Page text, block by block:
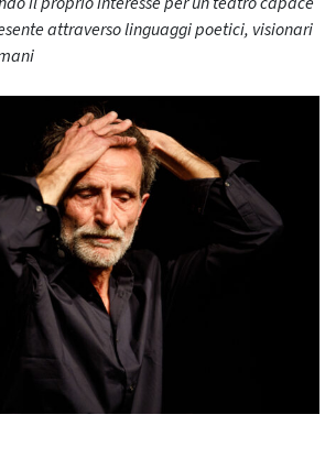
attraverso linguaggi poetici, visionari